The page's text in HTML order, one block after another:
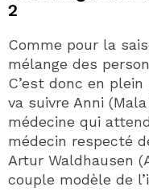
2
Comme pour la
mélange des
C’est donc en plein
va suivre Anni
médecine qui
médecin respecté
Artur Waldhausen
couple modèle de